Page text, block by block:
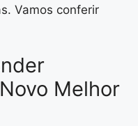
Vamos conferir
Melhor